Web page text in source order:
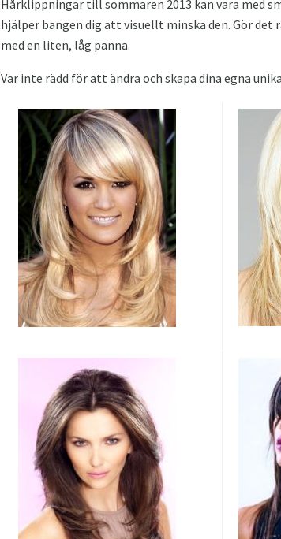
Hårklippningar till sommaren 2013 kan vara med
hjälper bangen dig att visuellt minska den. Gör
med en liten, låg panna.
Var inte rädd för att ändra och skapa dina egna